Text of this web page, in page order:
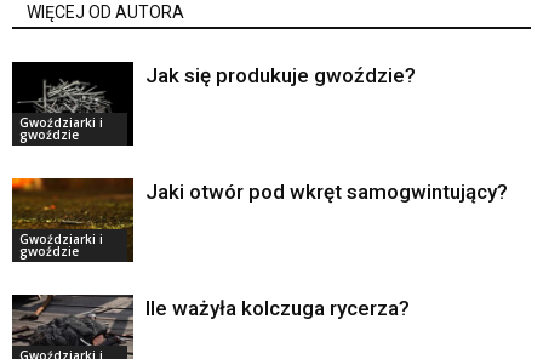
WIĘCEJ OD AUTORA
Gwoździarki i
gwoździe
Jak się produkuje gwoździe?
Gwoździarki i
gwoździe
Jaki otwór pod wkręt samogwintujący?
Gwoździarki i
Ile ważyła kolczuga rycerza?